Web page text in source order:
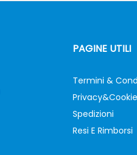
PAGINE UTILI
Termini &
Privacy&Cookie
Spedizioni
Resi E Rimborsi